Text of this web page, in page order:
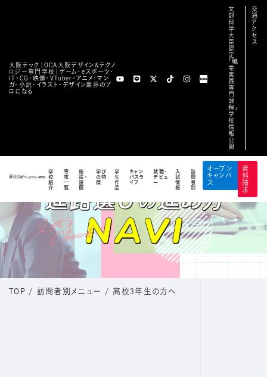
大阪テック｜OCA⼤阪デザイン&テクノ
ロジー専⾨学校｜ゲーム・eスポーツ・
IT・CG・映像・VTuber・アニメ・マン
ガ・小説・イラスト・デザイン業界のプ
ロになる
文
部
科
学
大
臣
認
定
「職
業
実
践
専
門
課
程」
学
校
情
報
公
開
交
通
ア
ク
セ
ス
学
校
紹
介
専
攻
一
覧
施
設・
設
備
学び
の特
徴
学
生
作
品
キャン
パスラ
イフ
就職・
デビュ
ー
入
試
情
報
訪
問
者
別
オープン
キャンパ
ス
資
料
請
求
TOP / 訪問者別メニュー / 高校3年生の方へ